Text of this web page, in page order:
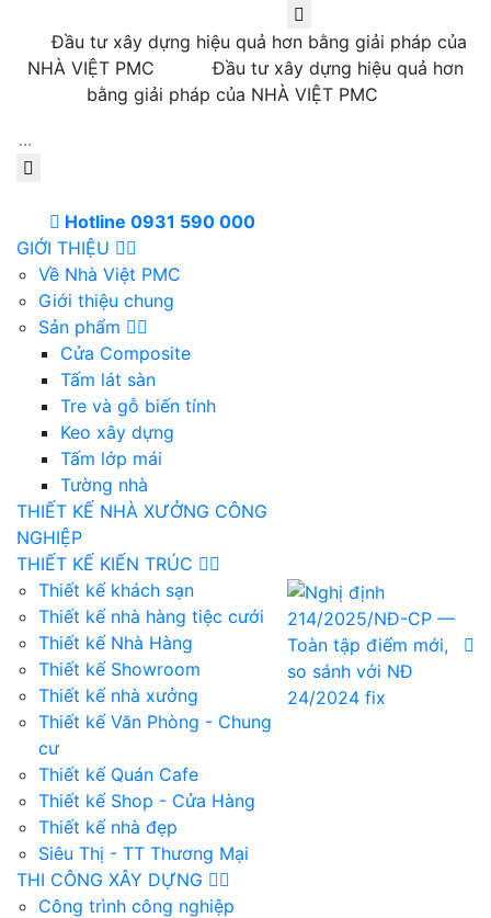
Đầu tư xây dựng hiệu quả hơn bằng giải pháp của
NHÀ VIỆT PMC
Đầu tư xây dựng hiệu quả hơn
bằng giải pháp của NHÀ VIỆT PMC
Hotline 0931 590 000
GIỚI THIỆU
Về Nhà Việt PMC
Giới thiệu chung
Sản phẩm
Cửa Composite
Tấm lát sàn
Tre và gỗ biến tính
Keo xây dựng
Tấm lớp mái
Tường nhà
THIẾT KẾ NHÀ XƯỞNG CÔNG
NGHIỆP
THIẾT KẾ KIẾN TRÚC
Thiết kế khách sạn
Thiết kế nhà hàng tiệc cưới
Thiết kế Nhà Hàng
Thiết kế Showroom
Thiết kế nhà xưởng
Thiết kế Văn Phòng - Chung
cư
Thiết kế Quán Cafe
Thiết kế Shop - Cửa Hàng
Thiết kế nhà đẹp
Siêu Thị - TT Thương Mại
THI CÔNG XÂY DỰNG
Công trình công nghiệp